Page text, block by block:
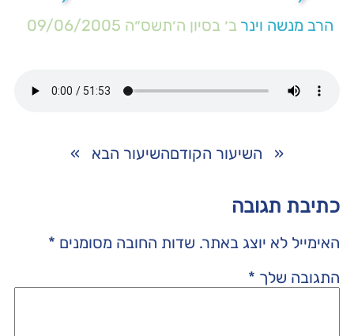
הרב מנשה וינר ב׳ בסיון ה׳תשס״ה 09/06/2005
« השיעור הקודםהשיעור הבא »
כתיבת תגובה
האימייל לא יוצג באתר. שדות החובה מסומנים *
התגובה שלך *